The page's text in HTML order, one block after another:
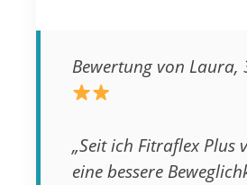
Bewertung von Laura,
„Seit ich Fitraflex Plus
eine bessere